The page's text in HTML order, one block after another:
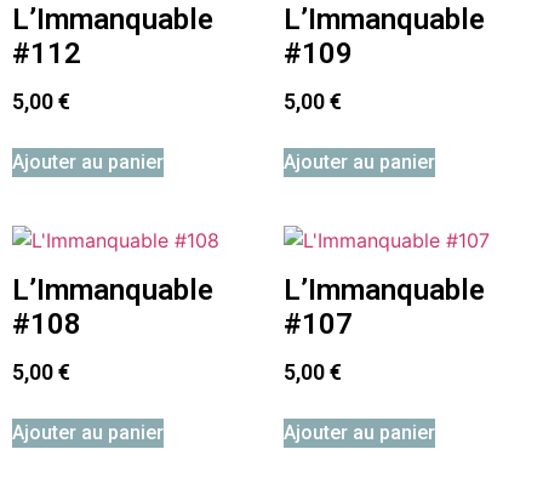
L’Immanquable
#112
5,00€
Ajouter au panier
L’Immanquable
#109
5,00€
Ajouter au panier
L’Immanquable
#108
5,00€
Ajouter au panier
L’Immanquable
#107
5,00€
Ajouter au panier